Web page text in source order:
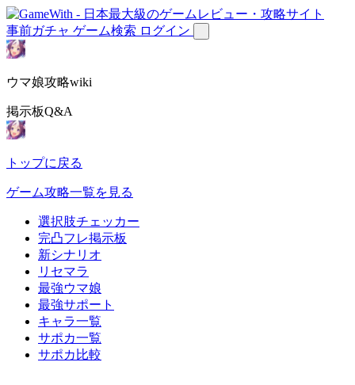
事前ガチャ ゲーム検索 ログイン
ウマ娘攻略wiki
掲示板Q&A
トップに戻る
ゲーム攻略一覧を見る
選択肢チェッカー
完凸フレ掲示板
新シナリオ
リセマラ
最強ウマ娘
最強サポート
キャラ一覧
サポカ一覧
サポカ比較